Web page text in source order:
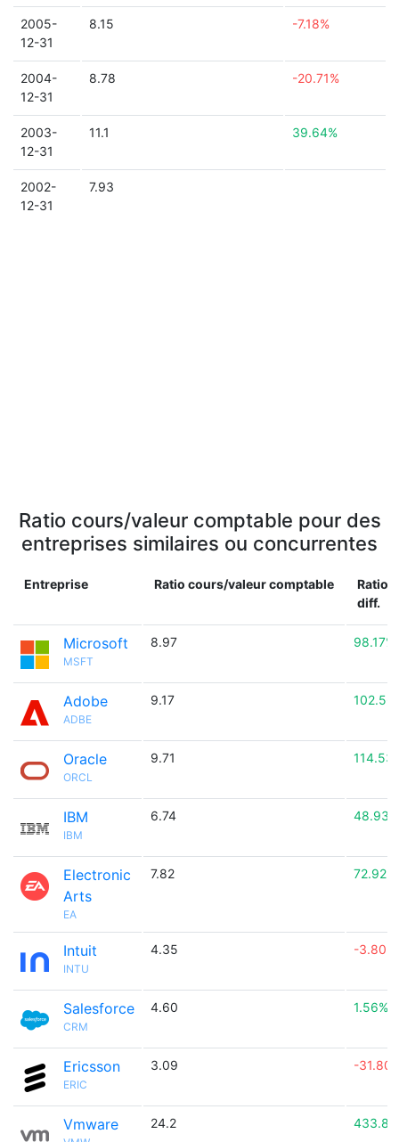
2005-
12-31
8.15 -7.18%
2004-
12-31
8.78 -20.71%
2003-
12-31
11.1 39.64%
2002-
12-31
7.93
Ratio cours/valeur comptable pour des
entreprises similaires ou concurrentes
Entreprise Ratio cours/valeur comptable
Ratio
diff.
Microsoft
MSFT
8.97 98.17%
Adobe
ADBE
9.17
Oracle
ORCL
9.71
IBM
IBM
6.74 48.93%
Electronic
Arts
EA
7.82 72.92%
Intuit
INTU
4.35 -3.80%
Salesforce
CRM
4.60 1.56%
Ericsson
ERIC
3.09 -
Vmware 24.2